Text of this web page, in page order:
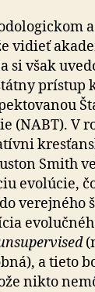
vidieť
si však
prístup
(NABT). V
Smith
evo­lú­cie,
verejného
a tieto
nikto